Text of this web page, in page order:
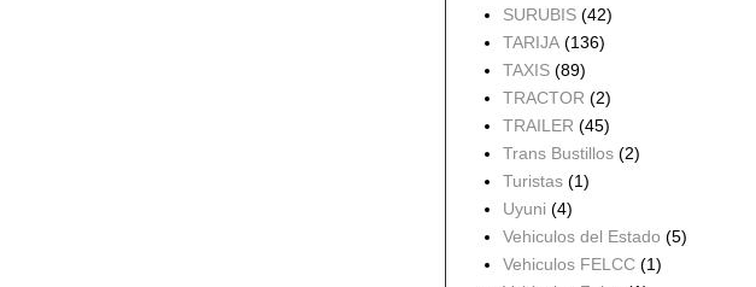
SURUBIS (42)
TARIJA (136)
TAXIS (89)
TRACTOR (2)
TRAILER (45)
Trans Bustillos (2)
Turistas (1)
Uyuni (4)
Vehiculos del Estado (5)
Vehiculos FELCC (1)